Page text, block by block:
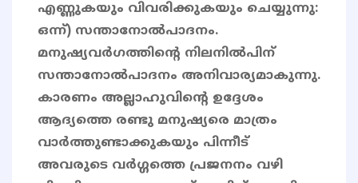
എണ്ണുകയും വിവരിക്കുകയും ചെയ്യുന്നു:
ഒന്ന്) സന്താനോല്‍പാദനം.
മനുഷ്യവര്‍ഗത്തിന്റെ നിലനില്‍പിന്
സന്താനോല്‍പാദനം അനിവാര്യമാകുന്നു.
കാരണം അല്ലാഹുവിന്റെ ഉദ്ദേശം
ആദ്യത്തെ രണ്ടു മനുഷ്യരെ മാത്രം
വാർത്തുണ്ടാക്കുകയും പിന്നീട്
അവരുടെ വർഗ്ഗത്തെ പ്രജനനം വഴി